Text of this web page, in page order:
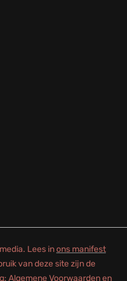
Lees inons manifest
van deze site zijn de
Algemene Voorwaardenen